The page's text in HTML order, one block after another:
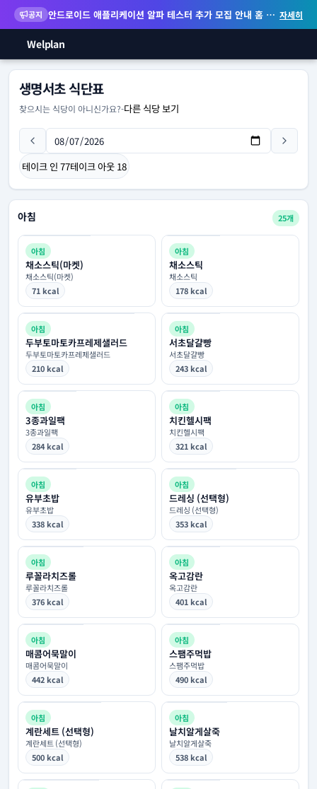
공지 안드로이드 애플리케이션 알파 테스터 추가 모집 안내 홈 화면 위젯 등 지원 자세히
Welplan
생명서초 식단표
찾으시는 식당이 아니신가요?-다른 식당 보기
테이크 인 77테이크 아웃 18
아침 25개
아침
채소스틱(마켓)
채소스틱(마켓)
71 kcal
아침
채소스틱
채소스틱
178 kcal
아침
두부토마토카프레제샐러드
두부토마토카프레제샐러드
210 kcal
아침
서초달걀빵
서초달걀빵
243 kcal
아침
3종과일팩
3종과일팩
284 kcal
아침
치킨헬시팩
치킨헬시팩
321 kcal
아침
유부초밥
유부초밥
338 kcal
아침
드레싱 (선택형)
드레싱 (선택형)
353 kcal
아침
루꼴라치즈롤
루꼴라치즈롤
376 kcal
아침
옥고감란
옥고감란
401 kcal
아침
매콤어묵말이
매콤어묵말이
442 kcal
아침
스팸주먹밥
스팸주먹밥
490 kcal
아침
계란세트 (선택형)
계란세트 (선택형)
500 kcal
아침
날치알게살죽
날치알게살죽
538 kcal